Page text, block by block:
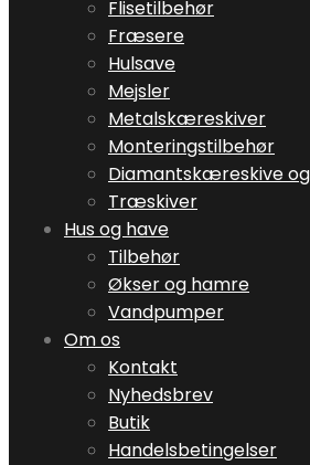
Flisetilbehør
Fræsere
Hulsave
Mejsler
Metalskæreskiver
Monteringstilbehør
Diamantskæreskive
Træskiver
Hus og have
Tilbehør
Økser og hamre
Vandpumper
Om os
Kontakt
Nyhedsbrev
Butik
Handelsbetingelser